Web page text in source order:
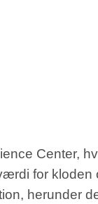
Center,
for kloden
herunder